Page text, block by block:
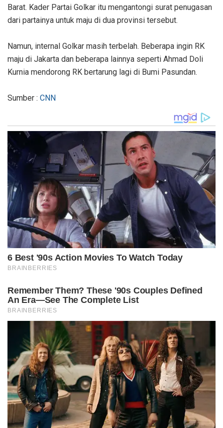
Barat. Kader Partai Golkar itu mengantongi surat penugasan
dari partainya untuk maju di dua provinsi tersebut.
Namun, internal Golkar masih terbelah. Beberapa ingin RK
maju di Jakarta dan beberapa lainnya seperti Ahmad Doli
Kurnia mendorong RK bertarung lagi di Bumi Pasundan.
Sumber : CNN